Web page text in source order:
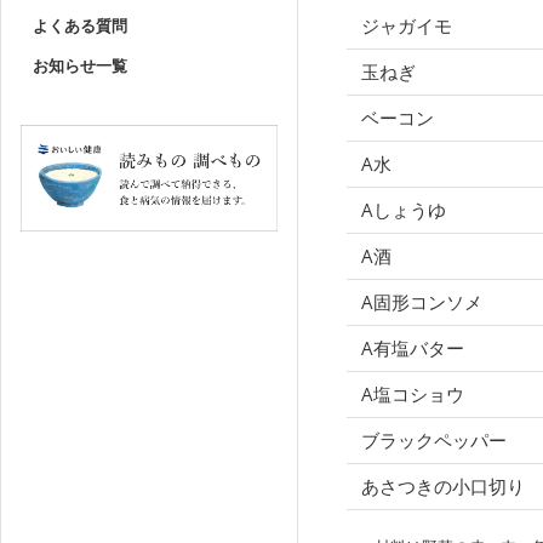
よくある質問
お知らせ一覧
ジャガイモ
玉ねぎ
ベーコン
A水
Aしょうゆ
A酒
A固形コンソメ
A有塩バター
A塩コショウ
ブラックペッパー
あさつきの小口切り